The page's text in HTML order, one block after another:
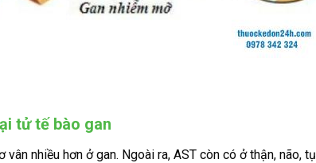
tử tế bào gan
nhiều hơn ở gan. Ngoài ra, AST còn có ở thận, não,